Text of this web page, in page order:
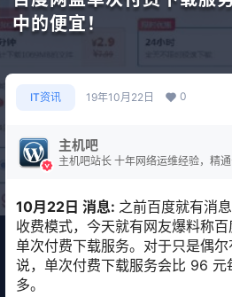
中的便宜！
IT资讯 19年10月22日 0
主机吧
主机吧站长 十年网络运维经验，精通安
10月22日 消息: 之前百度就有消
收费模式，今天就有网友爆料称
单次付费下载服务。对于只是偶
说，单次付费下载服务会比 96 元
多。